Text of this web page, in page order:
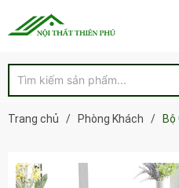
Trang chủ / Phòng Khách / Bộ